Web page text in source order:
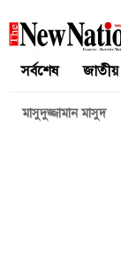
to
সর্বশেষ জাতীয়
মাসুদুজ্জামান মাসুদ